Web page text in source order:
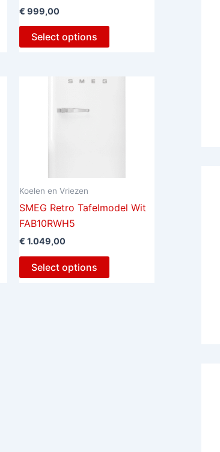
€ 999,00
Select options
Koelen en Vriezen
SMEG Retro Tafelmodel Wit
FAB10RWH5
€ 1.049,00
Select options